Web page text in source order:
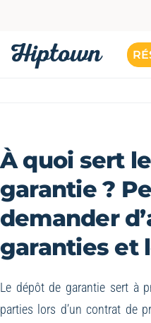
contenu
À quoi sert
garantie ?
demander
garanties et
Le dépôt de garantie sert à
parties lors d’un contrat de